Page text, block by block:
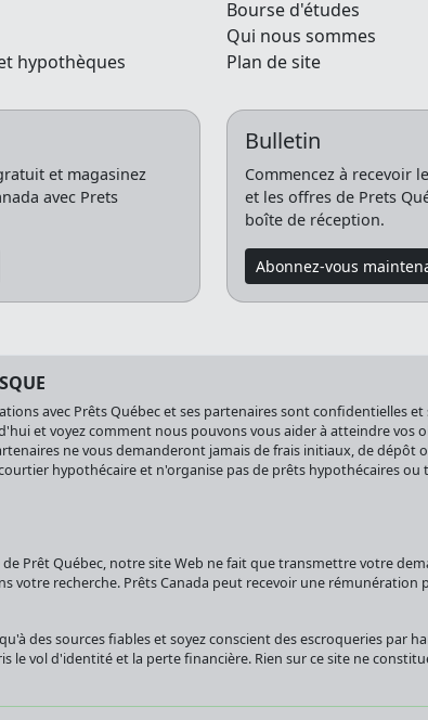
hypothèques
Bourse d'études
Qui nous sommes
Plan de site
et magasinez
avec Prets
Bulletin
Commencez à recevoir
et les offres de Prets
boîte de réception.
Abonnez-vous
avec Prêts Québec et ses partenaires sont confidentielles et
et voyez comment nous pouvons vous aider à atteindre vos
ne vous demanderont jamais de frais initiaux, de dépôt
hypothécaire et n'organise pas de prêts hypothécaires ou
Prêt Québec, notre site Web ne fait que transmettre votre
votre recherche. Prêts Canada peut recevoir une rémunération
des sources fiables et soyez conscient des escroqueries par
le vol d'identité et la perte financière. Rien sur ce site ne